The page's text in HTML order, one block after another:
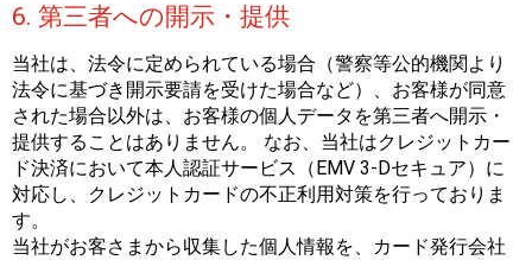
6. 第三者への開示・提供
当社は、法令に定められている場合（警察等公的機関より
法令に基づき開示要請を受けた場合など）、お客様が同意
された場合以外は、お客様の個人データを第三者へ開示・
提供することはありません。 なお、当社はクレジットカー
ド決済において本人認証サービス（EMV 3-Dセキュア）に
対応し、クレジットカードの不正利用対策を行っておりま
す。
当社がお客さまから収集した個人情報を、カード発行会社